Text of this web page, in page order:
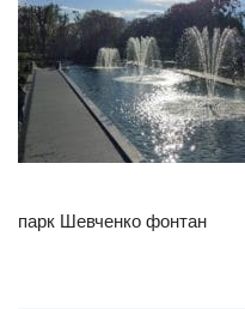
парк Шевченко фонтан